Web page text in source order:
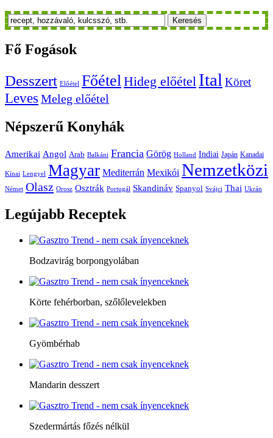
Keresés
Fő Fogások
Desszert Előétel FőételHideg előétel Ital Köret
Leves Meleg előétel
Népszerű Konyhák
Amerikai Angol Arab Balkáni Francia Görög Holland Indiai Japán Kanadai
Kínai Lengyel Magyar Mediterrán Mexikói Nemzetközi
Német Olasz Orosz Osztrák Portugál Skandináv Spanyol Svájci Thai Ukrán
Legújabb Receptek
Bodzavirág borpongyolában
Körte fehérborban, szőlőlevelekben
Gyömbérhab
Mandarin desszert
Szedermártás főzés nélkül